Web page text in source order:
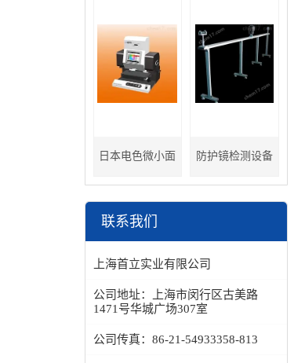
日本电色微小面 防护镜检测设备
联系我们
上海首立实业有限公司
公司地址：
上海市闵行区古美路
1471号华城广场307室
公司传真： 86-21-54933358-813